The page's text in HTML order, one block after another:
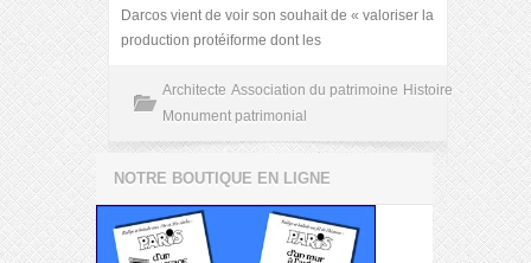
Darcos vient de voir son souhait de « valoriser la
production protéiforme dont les
Architecte Association du patrimoine Histoire
Monument patrimonial
NOTRE BOUTIQUE EN LIGNE